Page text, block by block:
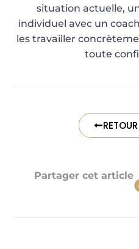
situation actuelle,
individuel avec un
les travailler
toute
Partager cet article